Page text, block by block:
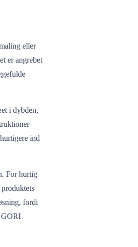
eller
er angrebet
i dybden,
ind
For hurtig
fordi
GORI